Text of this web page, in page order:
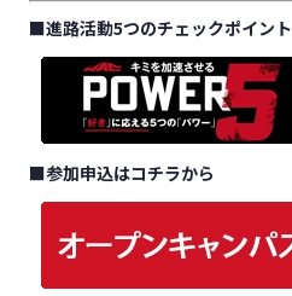
■進路活動5つのチェックポイント
■参加申込はコチラから